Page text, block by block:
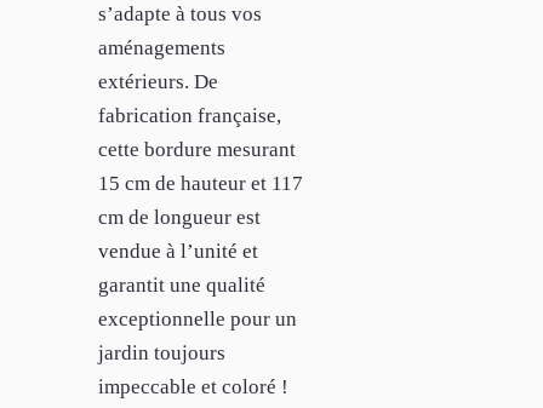
s’adapte à tous vos
aménagements
extérieurs. De
fabrication française,
cette bordure mesurant
15 cm de hauteur et 117
cm de longueur est
vendue à l’unité et
garantit une qualité
exceptionnelle pour un
jardin toujours
impeccable et coloré !